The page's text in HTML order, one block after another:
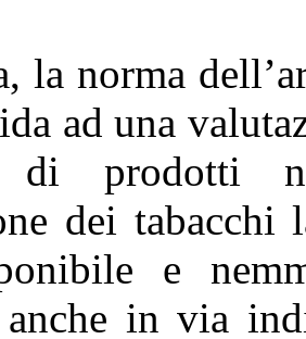
la norma
ad una
di prodotti
dei tabacchi
e
anche in via